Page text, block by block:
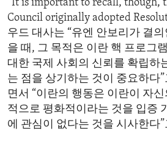
“It is important to recall, though,
Council originally adopted
우드 대사는 “유엔 안보리가 결의
을 때, 그 목적은 이란 핵 프로그
대한 국제 사회의 신뢰를 확립하
는 점을 상기하는 것이 중요하다
면서 “이란의 행동은 이란이 자
적으로 평화적이라는 것을 입증
에 관심이 없다는 것을 시사한다